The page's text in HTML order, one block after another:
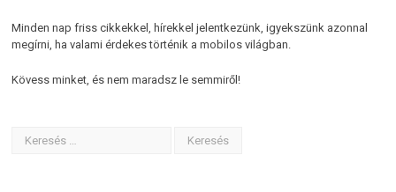
Minden nap friss cikkekkel, hírekkel jelentkezünk, igyekszünk azonnal
megírni, ha valami érdekes történik a mobilos világban.
Kövess minket, és nem maradsz le semmiről!